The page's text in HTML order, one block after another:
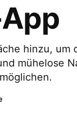
hinzu, um
mühelose